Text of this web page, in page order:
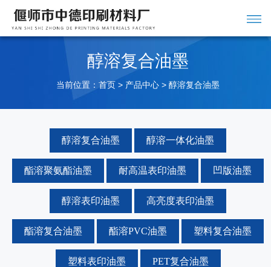
醇溶复合油墨
当前位置：首页 > 产品中心 >醇溶复合油墨
醇溶复合油墨 醇溶一体化油墨
酯溶聚氨酯油墨 耐高温表印油墨 凹版油墨
醇溶表印油墨 高亮度表印油墨
酯溶复合油墨 酯溶PVC油墨 塑料复合油墨
塑料表印油墨 PET复合油墨